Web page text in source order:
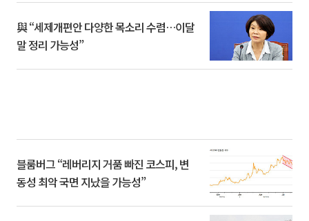
與 “세제개편안 다양한 목소리 수렴…이달
말 정리 가능성”
블룸버그 “레버리지 거품 빠진 코스피, 변
동성 최악 국면 지났을 가능성”